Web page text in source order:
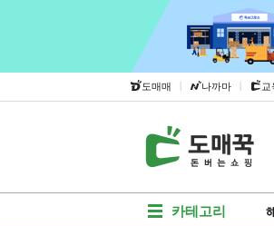
도매매 | 나까마 | 교
카테고리